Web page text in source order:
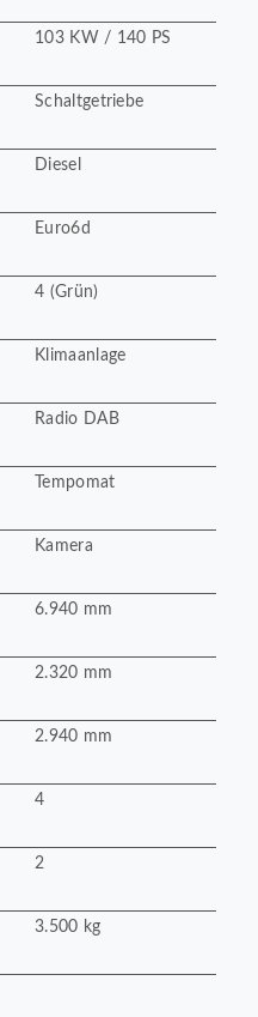
103 KW / 140 PS
Schaltgetriebe
Diesel
Euro6d
4 (Grün)
Klimaanlage
Radio DAB
Tempomat
Kamera
6.940 mm
2.320 mm
2.940 mm
4
2
3.500 kg